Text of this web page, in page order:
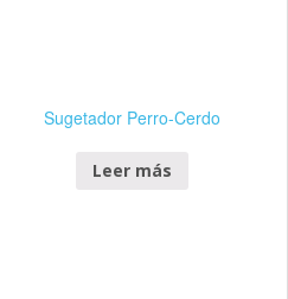
Sugetador Perro-Cerdo
Leer más